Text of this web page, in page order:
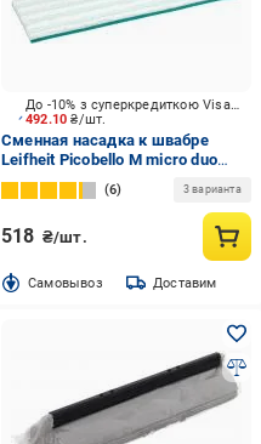
492.10₴/шт.
До -10% з суперкредиткою Visa Вигода
Сменная насадка к швабре
Leifheit Picobello M micro duo
56613 33 см
6 3 варианта
518 ₴/шт.
Cамовывоз Доставим